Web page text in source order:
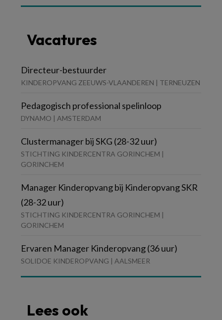
Vacatures
Directeur-bestuurder
KINDEROPVANG ZEEUWS-VLAANDEREN | TERNEUZEN
Pedagogisch professional spelinloop
DYNAMO | AMSTERDAM
Clustermanager bij SKG (28-32 uur)
STICHTING KINDERCENTRA GORINCHEM |
GORINCHEM
Manager Kinderopvang bij Kinderopvang SKR
(28-32 uur)
STICHTING KINDERCENTRA GORINCHEM |
GORINCHEM
Ervaren Manager Kinderopvang (36 uur)
SOLIDOE KINDEROPVANG | AALSMEER
Lees ook